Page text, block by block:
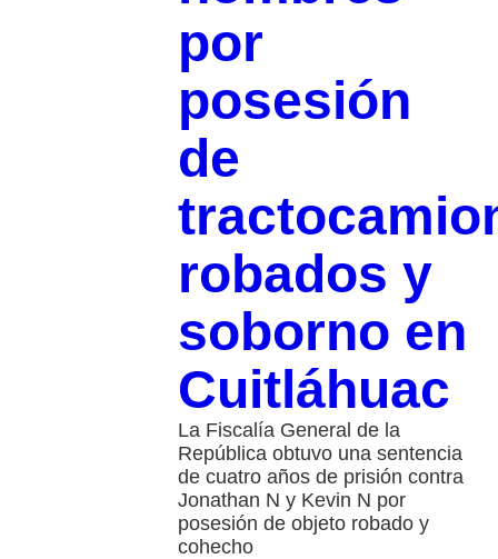
por
posesión
de
robados y
soborno en
Cuitláhuac
La Fiscalía General de la
República obtuvo una sentencia
de cuatro años de prisión contra
Jonathan N y Kevin N por
posesión de objeto robado y
cohecho